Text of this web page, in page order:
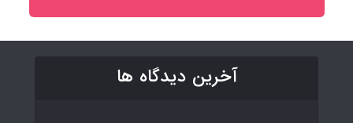
آخرین دیدگاه ها